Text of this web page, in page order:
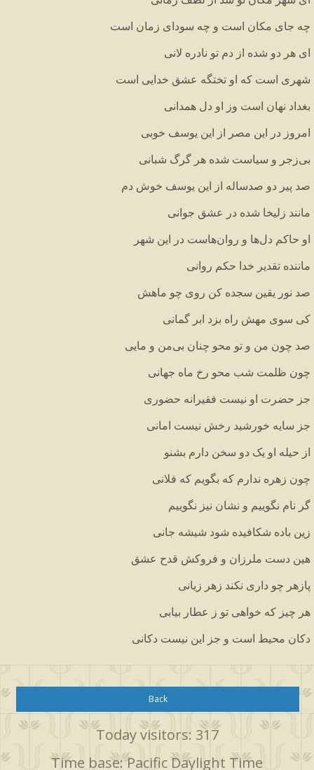
چه جای مکان است و چه سودای زمان است
ای هر دو شده از دم تو نادره لانی
شهری است که او تختگه عشق خدایی است
بغداد نهان است وز او دل همدانی
امروز در این مصر از این یوسف خوبی
بیزجر و سیاست شده هر گرگ شبانی
صد پیر دو صدساله از این یوسف خوش دم
مانند زلیخا شده در عشق جوانی
او حاکم دلها و روانهاست در این شهر
ماننده تقدیر خدا حکم روانی
صد نور یقین سجده کن روی چو ماهش
کی سوی مهش راه بزد ابر گمانی
صد چون من و تو محو چنان بیمن و مایی
چون ظلمت شب محو رخ ماه جهانی
جز حضرت او نیست فقیرانه حضوری
جز سایه خورشید رخش نیست امانی
از حیله او یک دو سخن دارم بشنو
چون زهره ندارم که بگویم که فلانی
گر نام نگوییم و نشان نیز نگوییم
زین باده شکافیده شود شیشه جانی
هین دست ملرزان و فروکش قدح عشق
پازهر چو داری نکند زهر زیانی
هر چیز که خواهی تو ز عطار بیابی
دکان محیط است و جز این نیست دکانی
Back
Today visitors: 317
Time base: Pacific Daylight Time